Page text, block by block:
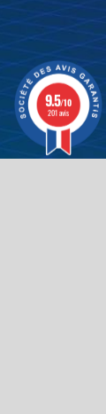
9.5/10
201 avis